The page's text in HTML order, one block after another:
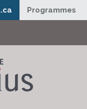
Programmes